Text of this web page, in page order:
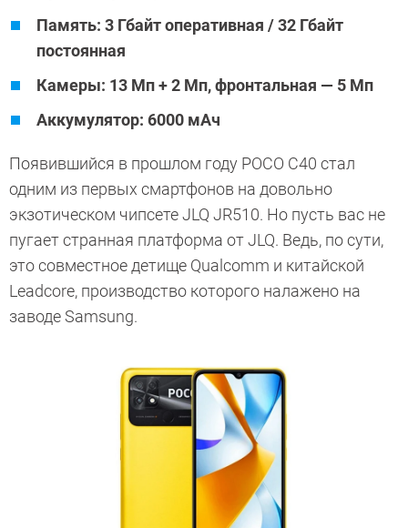
Память: 3 Гбайт оперативная / 32 Гбайт
постоянная
Камеры: 13 Мп + 2 Мп, фронтальная — 5 Мп
Аккумулятор: 6000 мАч
Появившийся в прошлом году POCO C40 стал
одним из первых смартфонов на довольно
экзотическом чипсете JLQ JR510. Но пусть вас не
пугает странная платформа от JLQ. Ведь, по сути,
это совместное детище Qualcomm и китайской
Leadcore, производство которого налажено на
заводе Samsung.